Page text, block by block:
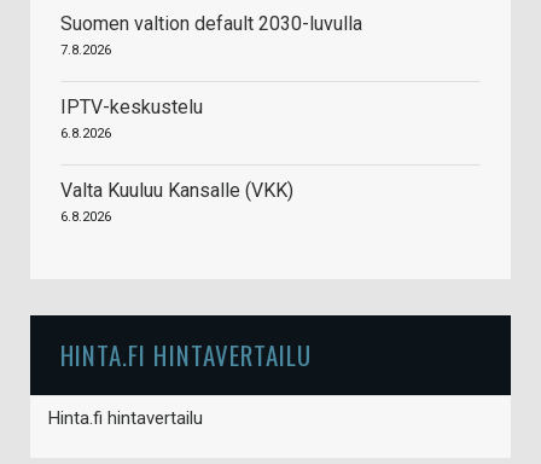
Suomen valtion default 2030-luvulla
7.8.2026
IPTV-keskustelu
6.8.2026
Valta Kuuluu Kansalle (VKK)
6.8.2026
HINTA.FI HINTAVERTAILU
Hinta.fi hintavertailu